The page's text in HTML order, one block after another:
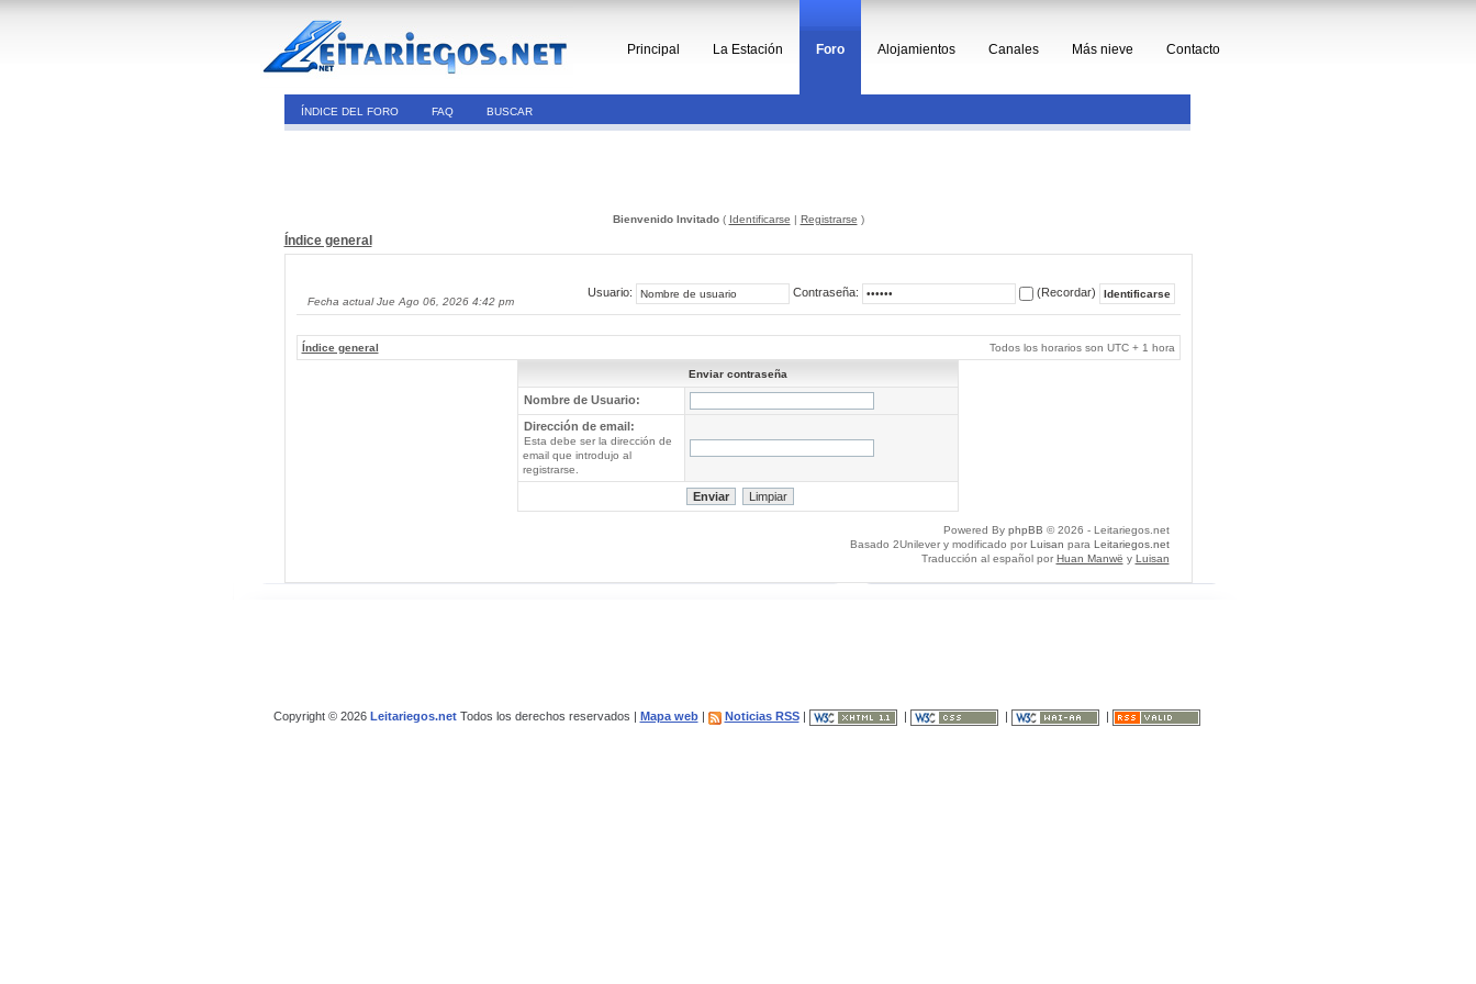
Principal La Estación Foro Alojamientos Canales Más nieve Contacto
ÍNDICE DEL FORO FAQ BUSCAR
Bienvenido Invitado( Identificarse | Registrarse )
Índice general
Fecha actual Jue Ago 06, 2026 4:42 pm
Usuario: Contraseña: (Recordar)
Índice general Todos los horarios son UTC + 1 hora
Enviar contraseña
Nombre de Usuario:
Dirección de email:
Esta debe ser la dirección de
email que introdujo al
registrarse.
Powered By phpBB © 2026 - Leitariegos.net
Basado 2Unilever y modificado por Luisan para Leitariegos.net
Traducción al español por Huan Manwë y Luisan
Copyright © 2026 Leitariegos.netTodos los derechos reservados | Mapa web| Noticias RSS|